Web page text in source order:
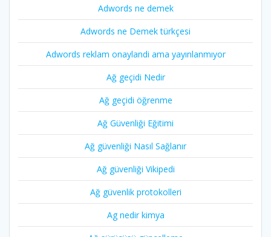
Adwords ne demek
Adwords ne Demek türkçesi
Adwords reklam onaylandi ama yayınlanmıyor
Ağ geçidi Nedir
Ağ geçidi öğrenme
Ağ Güvenliği Eğitimi
Ağ güvenliği Nasıl Sağlanır
Ağ güvenliği Vikipedi
Ağ güvenlik protokolleri
Ag nedir kimya